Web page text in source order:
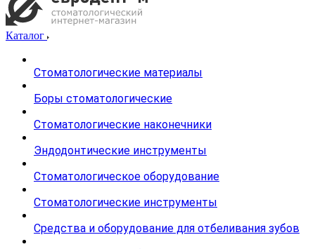
Каталог
Стоматологические материалы
Боры стоматологические
Стоматологические наконечники
Эндодонтические инструменты
Стоматологическое оборудование
Стоматологические инструменты
Средства и оборудование для отбеливания зубов